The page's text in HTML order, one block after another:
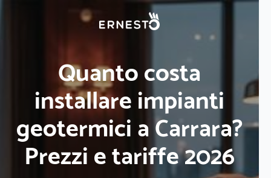
Quanto costa
installare impianti
geotermici a Carrara?
Prezzi e tariffe 2026